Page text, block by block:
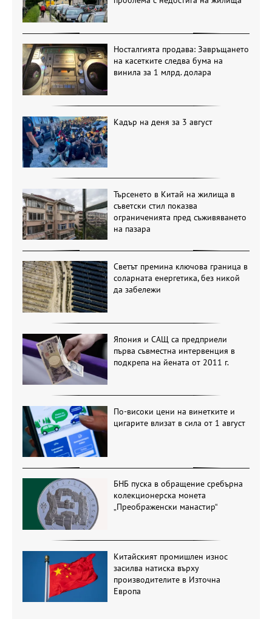
Носталгията продава: Завръщането
на касетките следва бума на
винила за 1 млрд. долара
Кадър на деня за 3 август
Търсенето в Китай на жилища в
съветски стил показва
ограниченията пред съживяването
на пазара
Светът премина ключова граница в
соларната енергетика, без никой
да забележи
Япония и САЩ са предприели
първа съвместна интервенция в
подкрепа на йената от 2011 г.
По-високи цени на винетките и
цигарите влизат в сила от 1 август
БНБ пуска в обращение сребърна
колекционерска монета
„Преображенски манастир“
Китайският промишлен износ
засилва натиска върху
производителите в Източна
Европа